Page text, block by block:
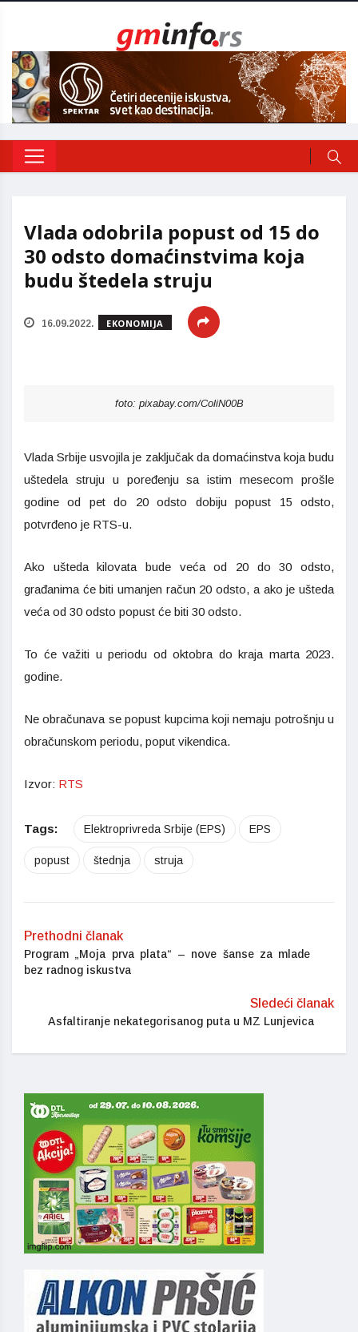
Vlada odobrila popust od 15 do
30 odsto domaćinstvima koja
budu štedela struju
16.09.2022. EKONOMIJA
foto: pixabay.com/ColiN00B
Vlada Srbije usvojila je zaključak da domaćinstva koja budu
uštedela struju u poređenju sa istim mesecom prošle
godine od pet do 20 odsto dobiju popust 15 odsto,
potvrđeno je RTS-u.
Ako ušteda kilovata bude veća od 20 do 30 odsto,
građanima će biti umanjen račun 20 odsto, a ako je ušteda
veća od 30 odsto popust će biti 30 odsto.
To će važiti u periodu od oktobra do kraja marta 2023.
godine.
Ne obračunava se popust kupcima koji nemaju potrošnju u
obračunskom periodu, poput vikendica.
Izvor: RTS
Tags: Elektroprivreda Srbije (EPS) EPS
popust štednja struja
Prethodni članak
Program „Moja prva plata“ – nove šanse za mlade
bez radnog iskustva
Sledeći članak
Asfaltiranje nekategorisanog puta u MZ Lunjevica